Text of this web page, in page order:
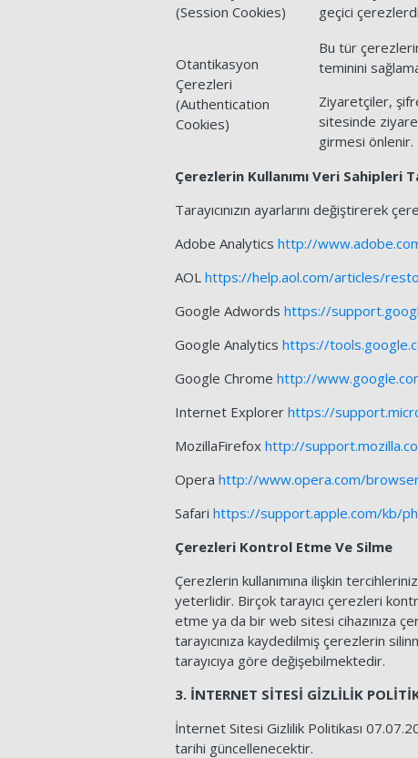
(Session Cookies)
geçici
Otantikasyon
Çerezleri
(Authentication
Cookies)
Bu tür
teminini
Ziyaretçiler,
sitesinde
girmesi önlenir.
Çerezlerin Kullanımı Veri Sahipleri
Tarayıcınızın ayarlarını değiştirerek
Adobe Analytics http://
AOL https://help.aol.com/articles/
Google Adwords https://
Google Analytics https://
Google Chrome http://
Internet Explorer https://
MozillaFirefox http://
Opera http://www.opera.com/
Safari https://support.apple.com/kb/
Çerezleri Kontrol Etme Ve Silme
Çerezlerin kullanımına ilişkin
yeterlidir. Birçok tarayıcı çerezleri
etme ya da bir web sitesi cihazınıza
tarayıcınıza kaydedilmiş çerezlerin
tarayıcıya göre değişebilmektedir.
3. İNTERNET SİTESİ GİZLİLİK
İnternet Sitesi Gizlilik Politikası
tarihi güncellenecektir.